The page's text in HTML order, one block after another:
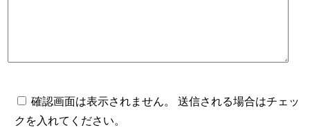
確認画面は表示されません。 送信される場合はチェッ
クを入れてください。